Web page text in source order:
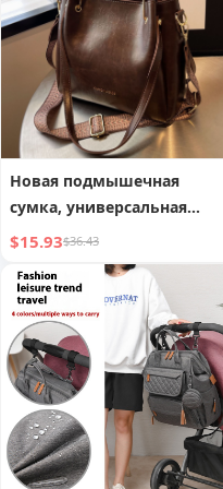
Новая подмышечная
сумка, универсальная
повседневная сумка-ведро
$15.93$36.43